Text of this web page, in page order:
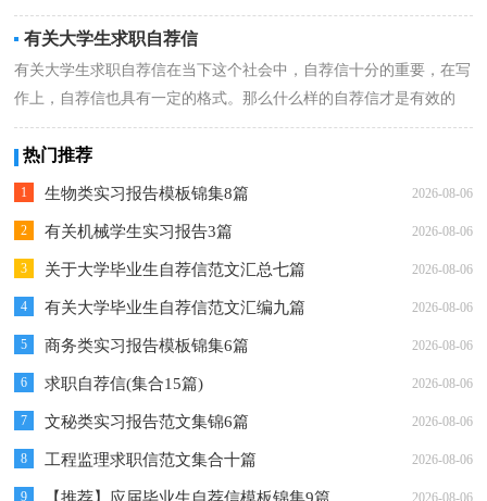
定的格式...
详情
有关大学生求职自荐信
有关大学生求职自荐信在当下这个社会中，自荐信十分的重要，在写
作上，自荐信也具有一定的格式。那么什么样的自荐信才是有效的
呢？下面是小编...
详情
热门推荐
1 生物类实习报告模板锦集8篇 2026-08-06
2 有关机械学生实习报告3篇 2026-08-06
3 关于大学毕业生自荐信范文汇总七篇 2026-08-06
4 有关大学毕业生自荐信范文汇编九篇 2026-08-06
5 商务类实习报告模板锦集6篇 2026-08-06
6 求职自荐信(集合15篇) 2026-08-06
7 文秘类实习报告范文集锦6篇 2026-08-06
8 工程监理求职信范文集合十篇 2026-08-06
9 2026-08-06